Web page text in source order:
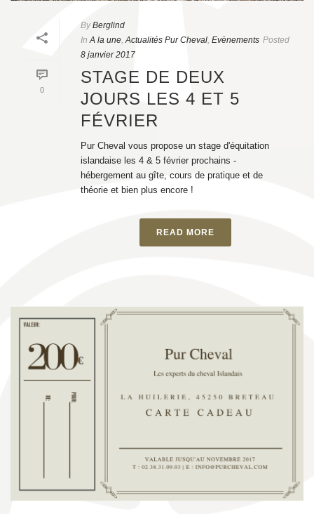
0
By Berglind
In A la une Actualités Pur Cheval Evènements Posted
8 janvier 2017
STAGE DE DEUX
JOURS LES 4 ET 5
FÉVRIER
Pur Cheval vous propose un stage d'équitation
islandaise les 4 & 5 février prochains -
hébergement au gîte, cours de pratique et de
théorie et bien plus encore !
READ MORE